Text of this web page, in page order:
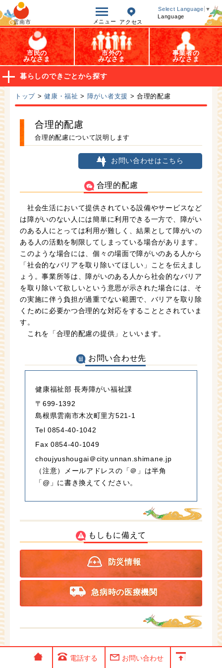
雲南市 メニュー アクセス
Select Language ▼
Language
オープンデータ
市民の
みなさま
市外の
みなさま
事業者の
みなさま
暮らしのできごとから探す
トップ >健康・福祉 > 障がい者支援 > 合理的配慮
合理的配慮
合理的配慮について説明します
お問い合わせはこちら
合理的配慮
社会生活において提供されている設備やサービスなど
は障がいのない人には簡単に利用できる一方で、障がい
のある人にとっては利用が難しく、結果として障がいの
ある人の活動を制限してしまっている場合があります。
このような場合には、個々の場面で障がいのある人から
「社会的なバリアを取り除いてほしい」ことを伝えまし
ょう。事業所等は、障がいのある人から社会的なバリア
を取り除いて欲しいという意思が示された場合には、そ
の実施に伴う負担が過重でない範囲で、バリアを取り除
くために必要かつ合理的な対応をすることとされていま
す。
これを「合理的配慮の提供」といいます。
お問い合わせ先
健康福祉部 長寿障がい福祉課
〒699-1392
島根県雲南市木次町里方521-1
Tel 0854-40-1042
Fax 0854-40-1049
choujyushougai＠city.unnan.shimane.jp
（注意）メールアドレスの「＠」は半角
「@」に書き換えてください。
もしもに備えて
防災情報
急病時の医療機関
電話する お問い合わせ